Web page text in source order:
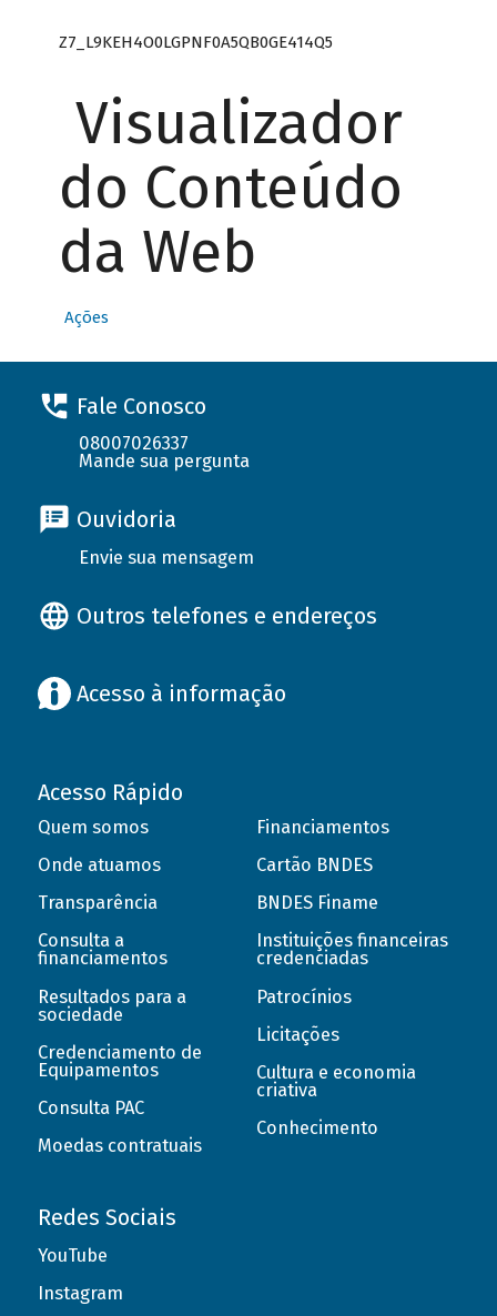
Z7_L9KEH4O0LGPNF0A5QB0GE414Q5
Visualizador
do Conteúdo
da Web
Ações
Fale Conosco
08007026337
Mande sua pergunta
Ouvidoria
Envie sua mensagem
Outros telefones e endereços
Acesso à informação
Acesso Rápido
Quem somos
Onde atuamos
Transparência
Consulta a
financiamentos
Resultados para a
sociedade
Credenciamento de
Equipamentos
Consulta PAC
Moedas contratuais
Financiamentos
Cartão BNDES
BNDES Finame
Instituições financeiras
credenciadas
Patrocínios
Licitações
Cultura e economia
criativa
Conhecimento
Redes Sociais
YouTube
Instagram